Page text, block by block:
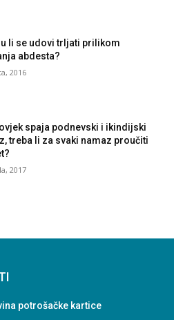
li se udovi trljati prilikom
abdesta?
2016
spaja podnevski i ikindijski
treba li za svaki namaz proučiti
2017
potrošačke kartice